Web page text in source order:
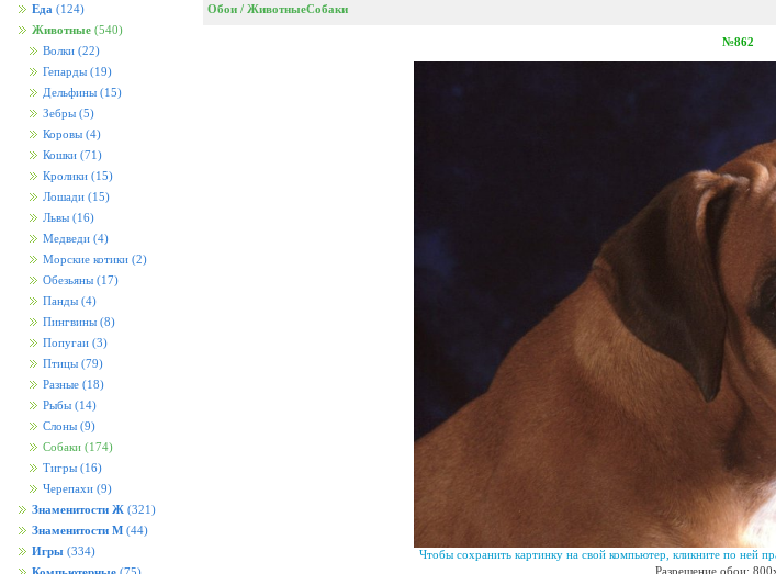
Еда (124)
Животные (540)
Волки (22)
Гепарды (19)
Дельфины (15)
Зебры (5)
Коровы (4)
Кошки (71)
Кролики (15)
Лошади (15)
Львы (16)
Медведи (4)
Морские котики (2)
Обезьяны (17)
Панды (4)
Пингвины (8)
Попугаи (3)
Птицы (79)
Разные (18)
Рыбы (14)
Слоны (9)
Собаки (174)
Тигры (16)
Черепахи (9)
Знаменитости Ж (321)
Знаменитости М (44)
Игры (334)
Обои / ЖивотныеСобаки
№862
Чтобы сохранить картинку на свой компьютер, кликните по ней
Разрешение обои: